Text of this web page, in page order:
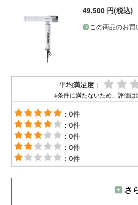
49,500 円(税込)
この商品のお買
平均満足度：
※条件に満たないため、評価は
：0件
：0件
：0件
：0件
：0件
さ